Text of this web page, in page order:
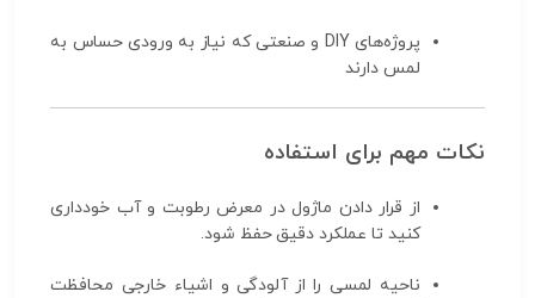
پروژه‌های DIY و صنعتی که نیاز به ورودی حساس به
لمس دارند
نکات مهم برای استفاده
از قرار دادن ماژول در معرض رطوبت و آب خودداری
کنید تا عملکرد دقیق حفظ شود.
ناحیه لمسی را از آلودگی و اشیاء خارجی محافظت